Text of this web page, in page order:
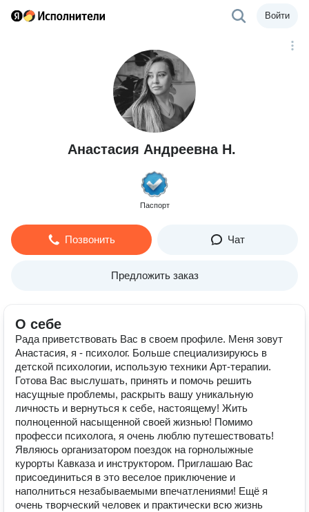
Войти
Анастасия Андреевна Н.
Паспорт
Позвонить Чат
Предложить заказ
О себе
Рада приветствовать Вас в своем профиле. Меня зовут
Анастасия, я - психолог. Больше специализируюсь в
детской психологии, использую техники Арт-терапии.
Готова Вас выслушать, принять и помочь решить
насущные проблемы, раскрыть вашу уникальную
личность и вернуться к себе, настоящему! Жить
полноценной насыщенной своей жизнью! Помимо
професси психолога, я очень люблю путешествовать!
Являюсь организатором поездок на горнолыжные
курорты Кавказа и инструктором. Приглашаю Вас
присоединиться в это веселое приключение и
наполниться незабываемыми впечатлениями! Ещё я
очень творческий человек и практически всю жизнь